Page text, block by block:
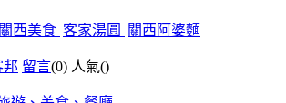
西美食 客家湯圓 關西阿婆麵
邦 留言(0) 人氣()